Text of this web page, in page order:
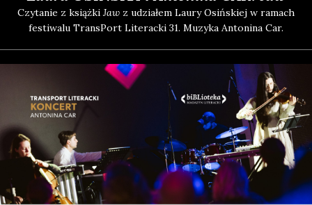
Czy­ta­nie z książ­ki Jaw z udzia­łem Lau­ry Osiń­skiej w ramach
festi­wa­lu Trans­Port Lite­rac­ki 31. Muzy­ka Anto­ni­na Car.